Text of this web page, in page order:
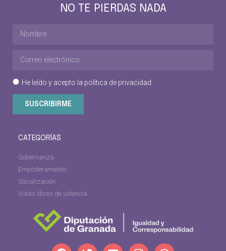
CATEGORÍAS
Gobernanza
Empoderameinto
Socialización
Vidas libres de violencia
NO TE PIERDAS NADA
He leído y acepto la política de privacidad
SUSCRIBIRME